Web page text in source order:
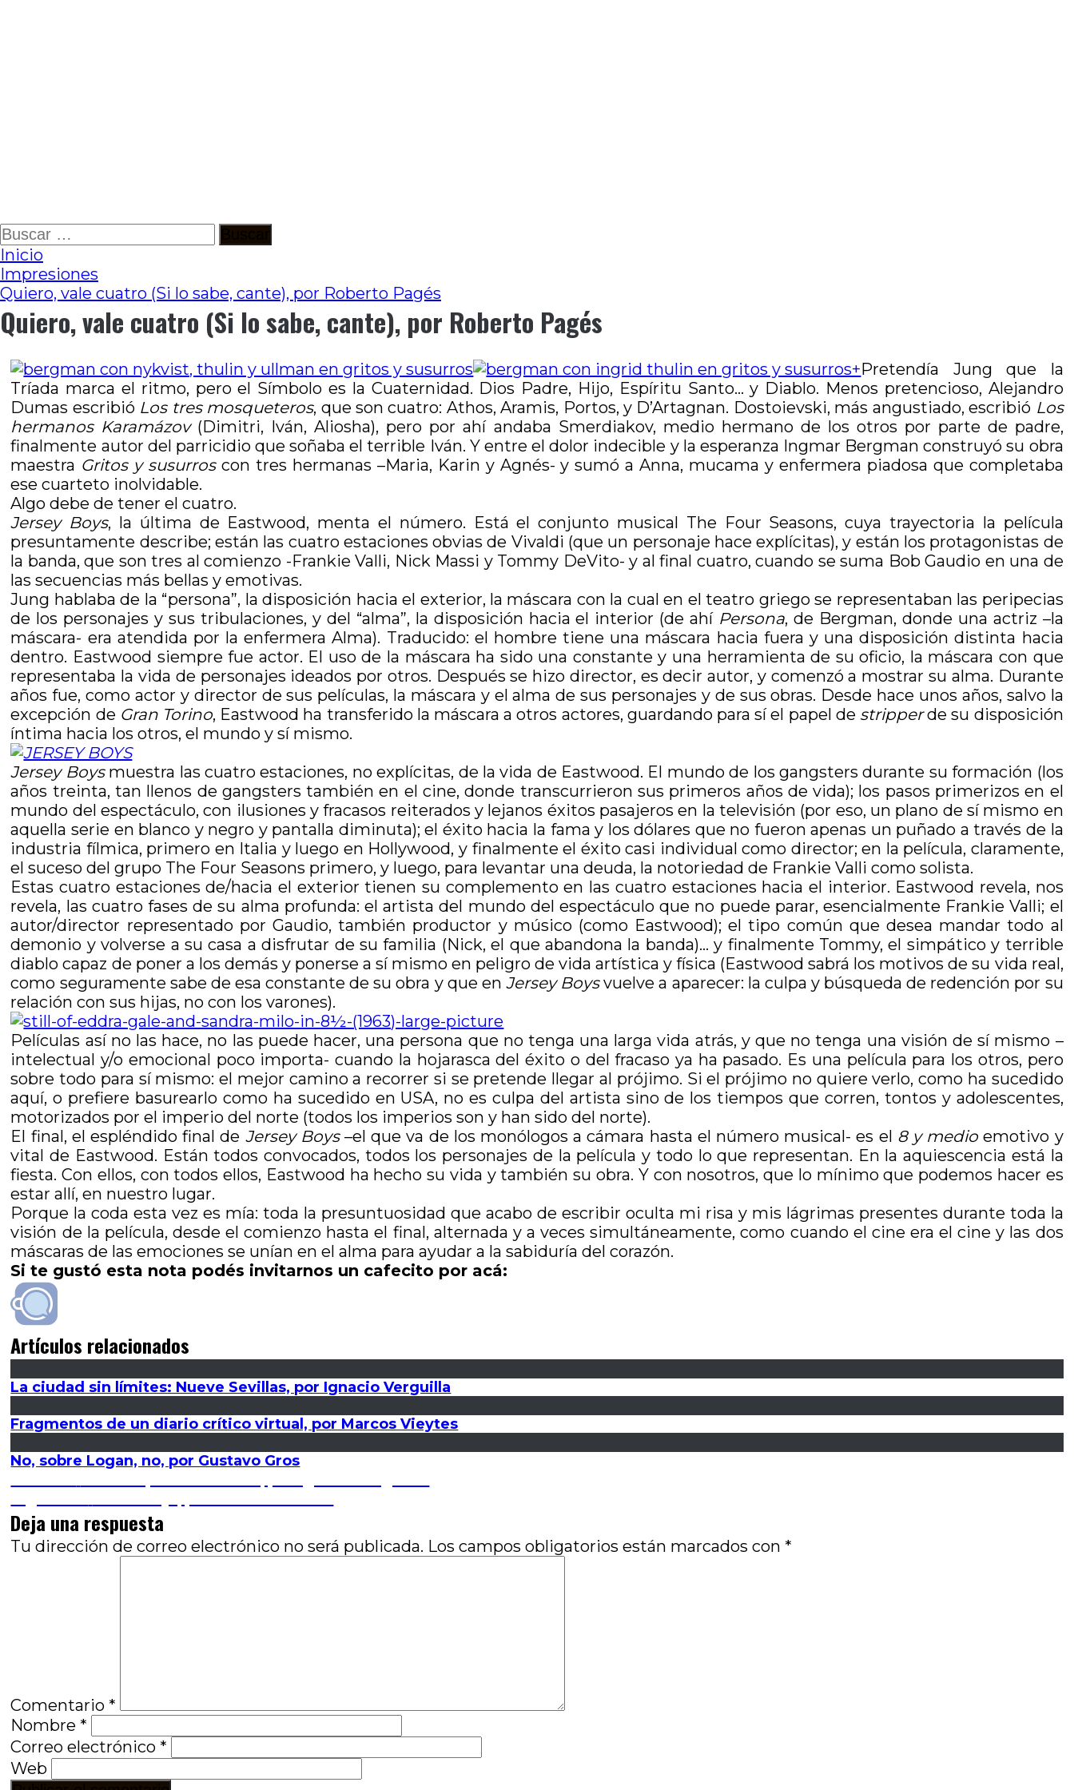
Ir
al
contenido
Buscar:
Inicio
Impresiones
Quiero, vale cuatro (Si lo sabe, cante), por Roberto Pagés
Quiero, vale cuatro (Si lo sabe, cante), por Roberto Pagés
Pretendía Jung que la
Tríada marca el ritmo, pero el Símbolo es la Cuaternidad. Dios Padre, Hijo, Espíritu Santo… y Diablo. Menos pretencioso, Alejandro
Dumas escribió Los tres mosqueteros, que son cuatro: Athos, Aramis, Portos, y D’Artagnan. Dostoievski, más angustiado, escribió Los
hermanos Karamázov(Dimitri, Iván, Aliosha), pero por ahí andaba Smerdiakov, medio hermano de los otros por parte de padre,
finalmente autor del parricidio que soñaba el terrible Iván. Y entre el dolor indecible y la esperanza Ingmar Bergman construyó su obra
maestra Gritos y susurroscon tres hermanas –Maria, Karin y Agnés- y sumó a Anna, mucama y enfermera piadosa que completaba
ese cuarteto inolvidable.
Algo debe de tener el cuatro.
Jersey Boys, la última de Eastwood, menta el número. Está el conjunto musical The Four Seasons, cuya trayectoria la película
presuntamente describe; están las cuatro estaciones obvias de Vivaldi (que un personaje hace explícitas), y están los protagonistas de
la banda, que son tres al comienzo -Frankie Valli, Nick Massi y Tommy DeVito- y al final cuatro, cuando se suma Bob Gaudio en una de
las secuencias más bellas y emotivas.
Jung hablaba de la “persona”, la disposición hacia el exterior, la máscara con la cual en el teatro griego se representaban las peripecias
de los personajes y sus tribulaciones, y del “alma”, la disposición hacia el interior (de ahí Persona, de Bergman, donde una actriz –la
máscara- era atendida por la enfermera Alma). Traducido: el hombre tiene una máscara hacia fuera y una disposición distinta hacia
dentro. Eastwood siempre fue actor. El uso de la máscara ha sido una constante y una herramienta de su oficio, la máscara con que
representaba la vida de personajes ideados por otros. Después se hizo director, es decir autor, y comenzó a mostrar su alma. Durante
años fue, como actor y director de sus películas, la máscara y el alma de sus personajes y de sus obras. Desde hace unos años, salvo la
excepción de Gran Torino, Eastwood ha transferido la máscara a otros actores, guardando para sí el papel de stripperde su disposición
íntima hacia los otros, el mundo y sí mismo.
Jersey Boysmuestra las cuatro estaciones, no explícitas, de la vida de Eastwood. El mundo de los gangsters durante su formación (los
años treinta, tan llenos de gangsters también en el cine, donde transcurrieron sus primeros años de vida); los pasos primerizos en el
mundo del espectáculo, con ilusiones y fracasos reiterados y lejanos éxitos pasajeros en la televisión (por eso, un plano de sí mismo en
aquella serie en blanco y negro y pantalla diminuta); el éxito hacia la fama y los dólares que no fueron apenas un puñado a través de la
industria fílmica, primero en Italia y luego en Hollywood, y finalmente el éxito casi individual como director; en la película, claramente,
el suceso del grupo The Four Seasons primero, y luego, para levantar una deuda, la notoriedad de Frankie Valli como solista.
Estas cuatro estaciones de/hacia el exterior tienen su complemento en las cuatro estaciones hacia el interior. Eastwood revela, nos
revela, las cuatro fases de su alma profunda: el artista del mundo del espectáculo que no puede parar, esencialmente Frankie Valli; el
autor/director representado por Gaudio, también productor y músico (como Eastwood); el tipo común que desea mandar todo al
demonio y volverse a su casa a disfrutar de su familia (Nick, el que abandona la banda)… y finalmente Tommy, el simpático y terrible
diablo capaz de poner a los demás y ponerse a sí mismo en peligro de vida artística y física (Eastwood sabrá los motivos de su vida real,
como seguramente sabe de esa constante de su obra y que en Jersey Boysvuelve a aparecer: la culpa y búsqueda de redención por su
relación con sus hijas, no con los varones).
Películas así no las hace, no las puede hacer, una persona que no tenga una larga vida atrás, y que no tenga una visión de sí mismo –
intelectual y/o emocional poco importa- cuando la hojarasca del éxito o del fracaso ya ha pasado. Es una película para los otros, pero
sobre todo para sí mismo: el mejor camino a recorrer si se pretende llegar al prójimo. Si el prójimo no quiere verlo, como ha sucedido
aquí, o prefiere basurearlo como ha sucedido en USA, no es culpa del artista sino de los tiempos que corren, tontos y adolescentes,
motorizados por el imperio del norte (todos los imperios son y han sido del norte).
El final, el espléndido final de Jersey Boys–el que va de los monólogos a cámara hasta el número musical- es el 8 y medioemotivo y
vital de Eastwood. Están todos convocados, todos los personajes de la película y todo lo que representan. En la aquiescencia está la
fiesta. Con ellos, con todos ellos, Eastwood ha hecho su vida y también su obra. Y con nosotros, que lo mínimo que podemos hacer es
estar allí, en nuestro lugar.
Porque la coda esta vez es mía: toda la presuntuosidad que acabo de escribir oculta mi risa y mis lágrimas presentes durante toda la
visión de la película, desde el comienzo hasta el final, alternada y a veces simultáneamente, como cuando el cine era el cine y las dos
máscaras de las emociones se unían en el alma para ayudar a la sabiduría del corazón.
Si te gustó esta nota podés invitarnos un cafecito por acá:
Artículos relacionados
La ciudad sin límites: Nueve Sevillas, por Ignacio Verguilla
Fragmentos de un diario crítico virtual, por Marcos Vieytes
No, sobre Logan, no, por Gustavo Gros
Navegación
de
entradas
siguiente:
Deja una respuesta
Tu dirección de correo electrónico no será publicada. Los campos obligatorios están marcados con *
Comentario *
Nombre *
Correo electrónico *
Web